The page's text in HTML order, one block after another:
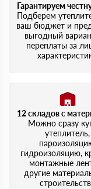
Гарантируем
Подберем
ваш бюджет и
выгодный
переплаты за
12 складов с
Можно сразу
утеплитель,
гидроизоляцию,
монтажные
другие